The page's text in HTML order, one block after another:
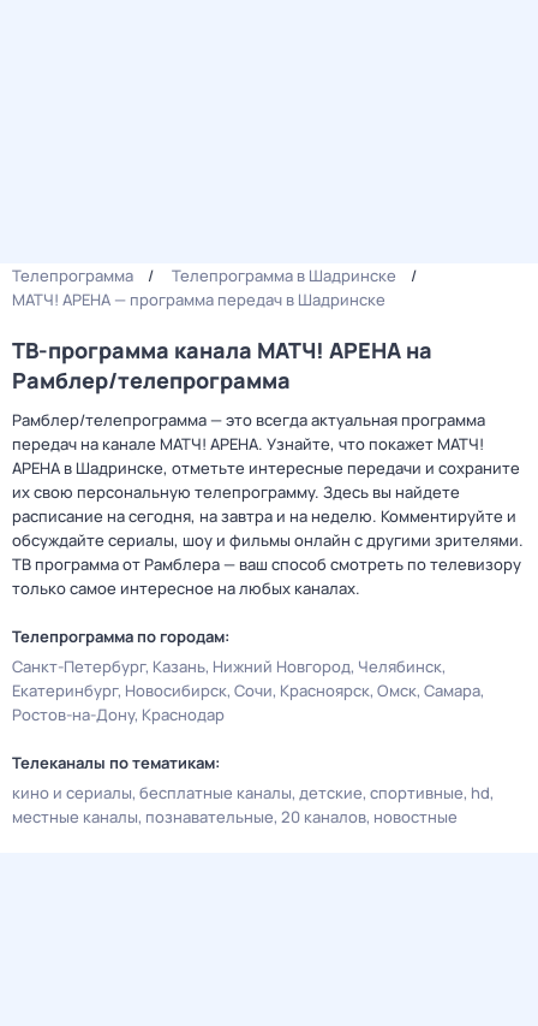
Телепрограмма
Телепрограмма в Шадринске
МАТЧ! АРЕНА — программа передач в Шадринске
ТВ-программа канала МАТЧ! АРЕНА на
Рамблер/телепрограмма
Рамблер/телепрограмма — это всегда актуальная программа
передач на канале МАТЧ! АРЕНА. Узнайте, что покажет МАТЧ!
АРЕНА в Шадринске, отметьте интересные передачи и сохраните
их свою персональную телепрограмму. Здесь вы найдете
расписание на сегодня, на завтра и на неделю. Комментируйте и
обсуждайте сериалы, шоу и фильмы онлайн с другими зрителями.
ТВ программа от Рамблера — ваш способ смотреть по телевизору
только самое интересное на любых каналах.
Телепрограмма по городам:
Санкт-Петербург Казань Нижний Новгород Челябинск
Екатеринбург Новосибирск Сочи Красноярск Омск Самара
Ростов-на-Дону Краснодар
Телеканалы по тематикам:
кино и сериалы бесплатные каналы детские спортивные hd
местные каналы познавательные 20 каналов новостные